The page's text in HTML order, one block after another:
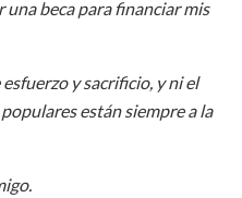
beca para financiar mis
y sacrificio, y ni el
están siempre a la